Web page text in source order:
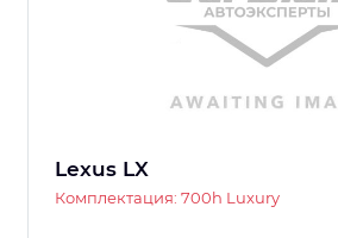
Lexus LX
Комплектация: 700h Luxury